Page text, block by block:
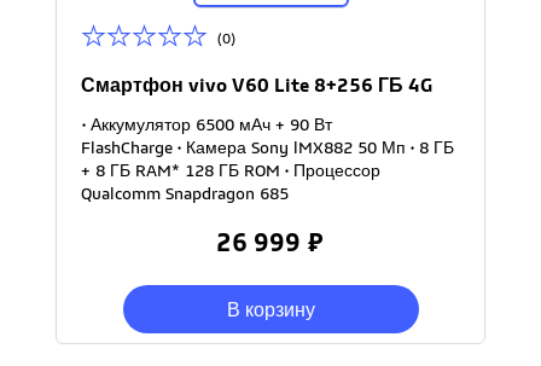
(0)
Смартфон vivo V60 Lite 8+256 ГБ 4G
• Аккумулятор 6500 мАч + 90 Вт
FlashCharge • Камера Sony lMX882 50 Мп • 8 ГБ
+ 8 ГБ RAM* 128 ГБ ROM • Процессор
Qualcomm Snapdragon 685
26 999 ₽
В корзину